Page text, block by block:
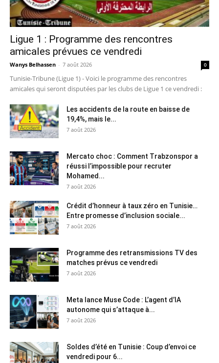
Ligue 1 : Programme des rencontres
amicales prévues ce vendredi
Wanys Belhassen - 7 août 2026 0
Tunisie-Tribune (Ligue 1) - Voici le programme des rencontres
amicales qui seront disputées par les clubs de Ligue 1 ce vendredi :
Les accidents de la route en baisse de
19,4%, mais le...
7 août 2026
Mercato choc : Comment Trabzonspor a
réussi l’impossible pour recruter
Mohamed...
7 août 2026
Crédit d’honneur à taux zéro en Tunisie…
Entre promesse d’inclusion sociale...
7 août 2026
Programme des retransmissions TV des
matches prévus ce vendredi
7 août 2026
Meta lance Muse Code : L’agent d’IA
autonome qui s’attaque à...
7 août 2026
Soldes d’été en Tunisie : Coup d’envoi ce
vendredi pour 6...